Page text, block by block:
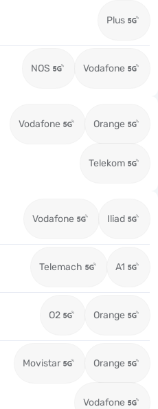
Plus
NOS Vodafone
Vodafone Orange
Telekom
Vodafone Iliad
Telemach A1
O2 Orange
Movistar Orange
Vodafone